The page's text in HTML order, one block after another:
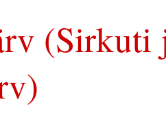
(Sirkuti